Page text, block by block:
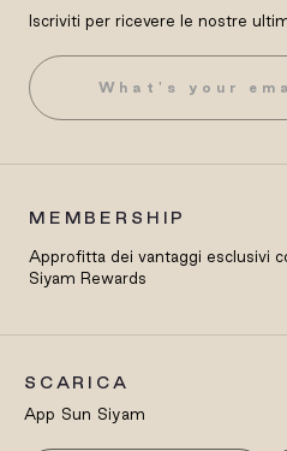
Iscriviti per ricevere le nostre
MEMBERSHIP
Approfitta dei vantaggi esclusivi
Siyam Rewards
SCARICA
App Sun Siyam